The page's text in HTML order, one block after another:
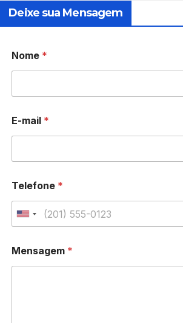
Deixe sua Mensagem
Nome *
E-mail *
Telefone *
U
i
Mensagem *